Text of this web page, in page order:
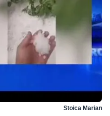
Stoica Marian